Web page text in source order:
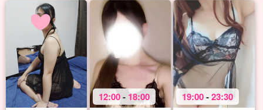
12:00- 18:00 19:00-23:30